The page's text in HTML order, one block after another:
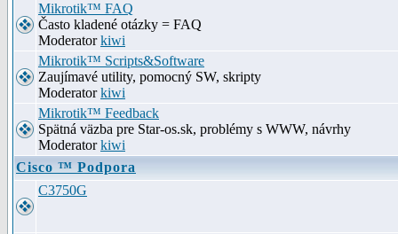
Mikrotik™ FAQ
Často kladené otázky = FAQ
Moderatorkiwi
Mikrotik™ Scripts&Software
Zaujímavé utility, pomocný SW, skripty
Moderatorkiwi
Mikrotik™ Feedback
Spätná väzba pre Star-os.sk, problémy s WWW, návrhy
Moderatorkiwi
Cisco ™ Podpora
C3750G